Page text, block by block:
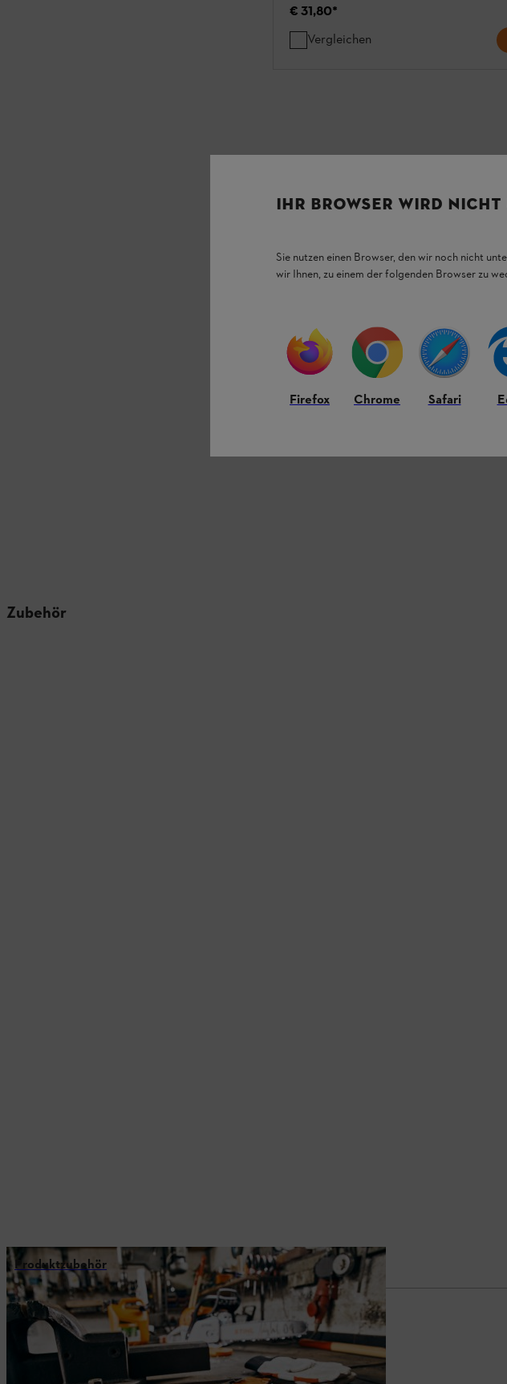
€ 31,80*
Vergleichen
Zubehör
Produktzubehör
IHR BROWSER WIRD
Sie nutzen einen Browser, den wir noch nicht
wir Ihnen, zu einem der folgenden Browser zu
Firefox Chrome Safari